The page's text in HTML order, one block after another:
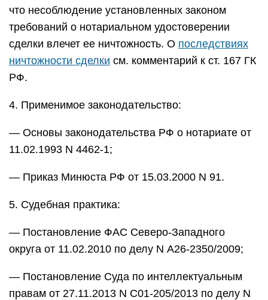
что несоблюдение установленных законом
требований о нотариальном удостоверении
сделки влечет ее ничтожность. О последствиях
ничтожности сделки см. комментарий к ст. 167 ГК
РФ.
4. Применимое законодательство:
— Основы законодательства РФ о нотариате от
11.02.1993 N 4462-1;
— Приказ Минюста РФ от 15.03.2000 N 91.
5. Судебная практика:
— Постановление ФАС Северо-Западного
округа от 11.02.2010 по делу N А26-2350/2009;
— Постановление Суда по интеллектуальным
правам от 27.11.2013 N С01-205/2013 по делу N